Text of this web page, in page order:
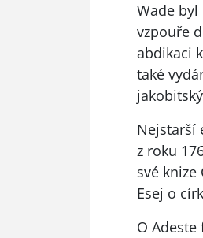
Wade
vzpouře
abdikaci
také
Nejstarší
z roku
své knize
Esej o
O